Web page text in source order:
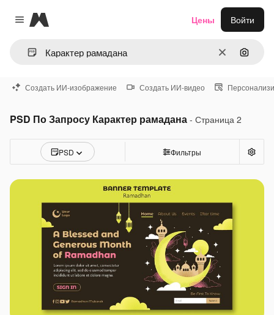
Close menu
Magnific
ОчиститьПоиск
Цены Войти
Создать ИИ-изображение Создать ИИ-видео
PSD По Запросу Карактер рамадана - Страница 2
PSD Фильтры